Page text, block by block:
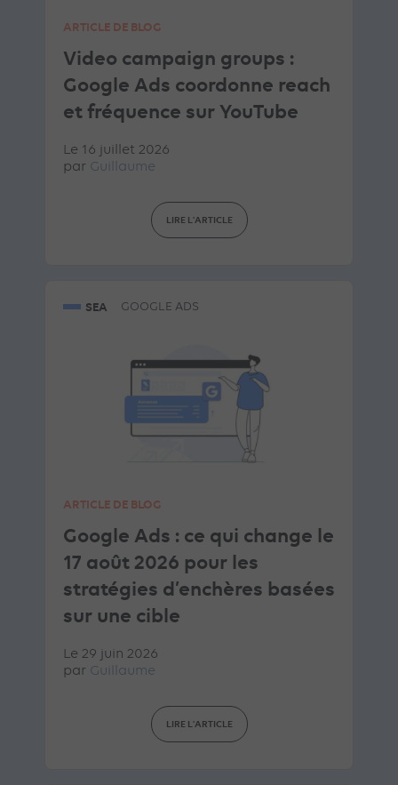
ARTICLE DE BLOG
Video campaign groups :
Google Ads coordonne reach
et fréquence sur YouTube
Le 16 juillet 2026
par Guillaume
LIRE L'ARTICLE
SEA GOOGLE ADS
ARTICLE DE BLOG
Google Ads : ce qui change le
17 août 2026 pour les
stratégies d’enchères basées
sur une cible
Le 29 juin 2026
par Guillaume
LIRE L'ARTICLE